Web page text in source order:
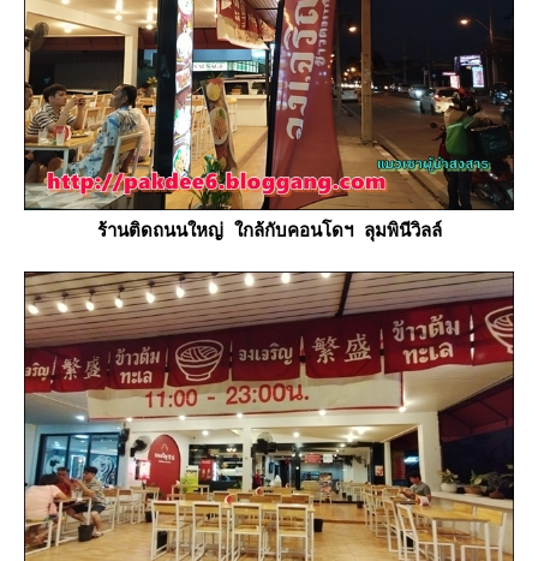
ร้านติดถนนใหญ่ ใกล้กับคอนโดฯ ลุมพินีวิลล์